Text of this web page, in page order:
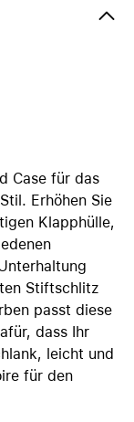
Case für das
Erhöhen Sie
Klapphülle,
Stiftschlitz
passt diese
dass Ihr
leicht und
für den